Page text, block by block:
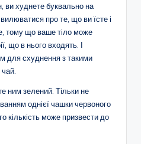
ви худнете буквально на
про те, що ви їсте і
тому що ваше тіло може
що в нього входять. І
для схуднення з такими
ним зелений. Тільки не
однієї чашки червоного
кількість може призвести до